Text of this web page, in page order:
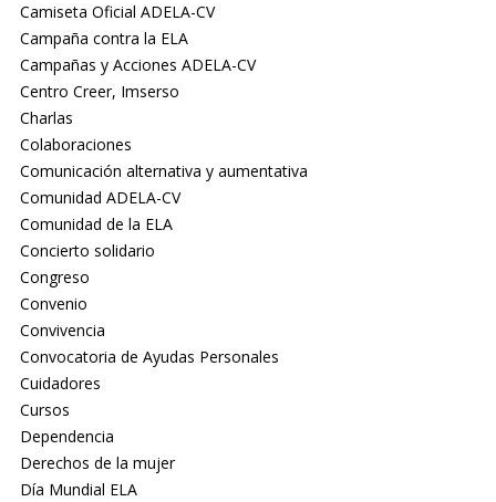
Camiseta Oficial ADELA-CV
Campaña contra la ELA
Campañas y Acciones ADELA-CV
Centro Creer, Imserso
Charlas
Colaboraciones
Comunicación alternativa y aumentativa
Comunidad ADELA-CV
Comunidad de la ELA
Concierto solidario
Congreso
Convenio
Convivencia
Convocatoria de Ayudas Personales
Cuidadores
Cursos
Dependencia
Derechos de la mujer
Día Mundial ELA